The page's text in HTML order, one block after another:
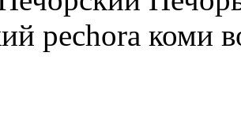
pechora коми